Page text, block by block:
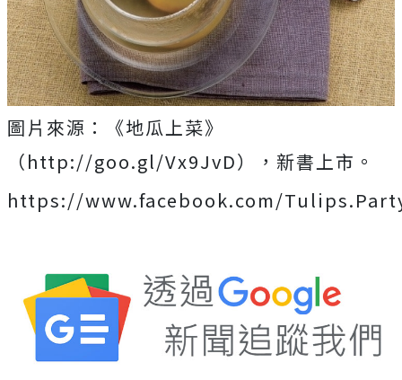
圖片來源：《地瓜上菜》
（http://goo.gl/Vx9JvD），新書上市。
https://www.facebook.com/